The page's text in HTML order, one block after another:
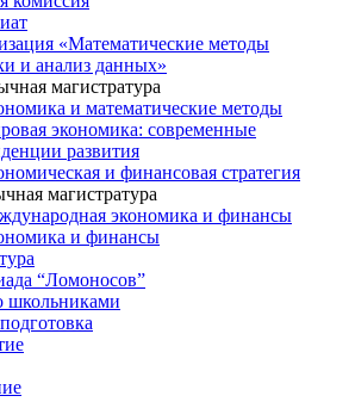
«Математические методы
и анализ данных»
магистратура
и математические методы
экономика: современные
развития
и финансовая стратегия
магистратура
экономика и финансы
и финансы
“Ломоносов”
школьниками